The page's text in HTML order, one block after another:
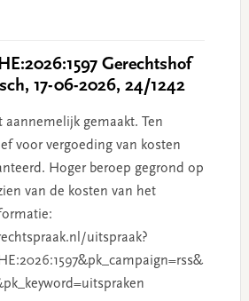
Gerechtshof
17-06-2026, 24/1242
aannemelijk gemaakt. Ten
voor vergoeding van kosten
Hoger beroep gegrond op
van de kosten van het
uitspraak?